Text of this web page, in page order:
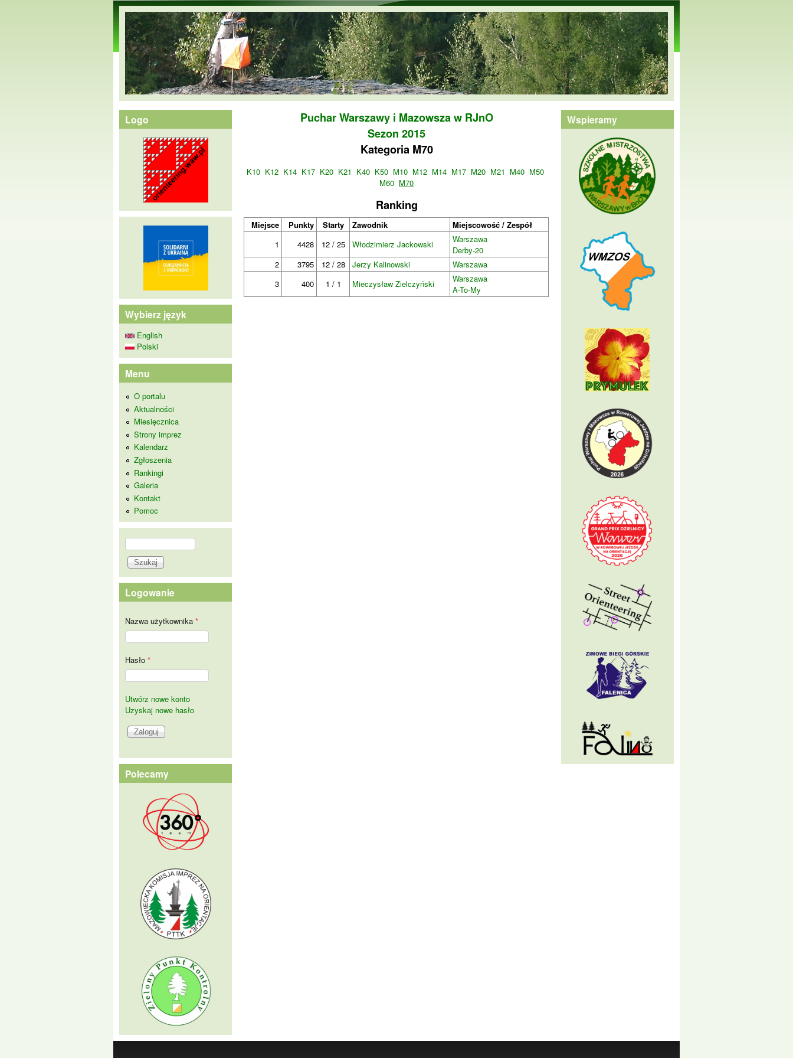
Przejdź do treści
orienteering.waw.pl
Puchar Warszawy i Mazowsza w RJnO
Sezon 2015
Kategoria M70
K10 K12 K14 K17 K20 K21 K40 K50 M10 M12 M14 M17 M20 M21 M40 M50
M60 M70
Ranking
Miejsce Punkty Starty Zawodnik
Miejscowość / Zespół
1
4428 12 / 25 Włodzimierz Jackowski
Warszawa
Derby-20
2
3795 12 / 28 Jerzy Kalinowski
Warszawa
3
400 1 / 1 Mieczysław Zielczyński
Warszawa
A-To-My
Logo
Wybierz język
English
Polski
Menu
O portalu
Aktualności
Miesięcznica
Strony imprez
Kalendarz
Zgłoszenia
Rankingi
Galeria
Kontakt
Pomoc
Formularz wyszukiwania
Szukaj
Logowanie
Nazwa użytkownika *
Hasło *
Utwórz nowe konto
Uzyskaj nowe hasło
Polecamy
Wspieramy